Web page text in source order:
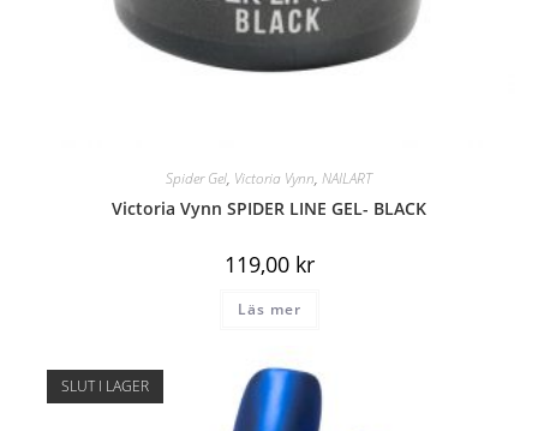
Spider Gel, Victoria Vynn, NAILART
Victoria Vynn SPIDER LINE GEL- BLACK
119,00 kr
Läs mer
SLUT I LAGER